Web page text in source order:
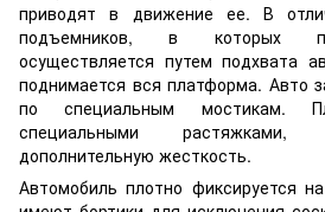
приводят в движение ее. В
подъемников, в которых
осуществляется путем подхвата
поднимается вся платформа. Авто
по специальным мостикам.
специальными
дополнительную жесткость.
Автомобиль плотно фиксируется